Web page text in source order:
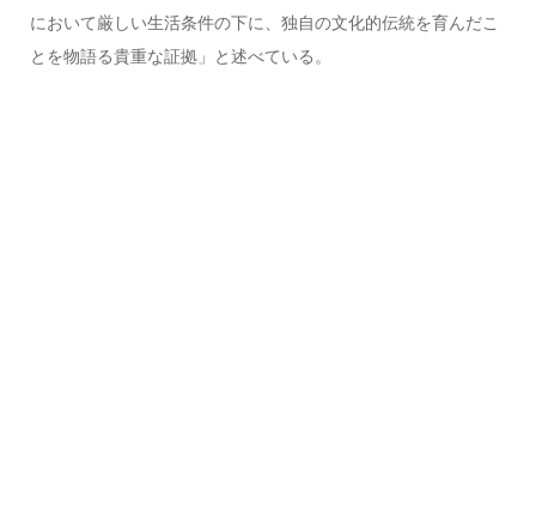
において厳しい生活条件の下に、独自の文化的伝統を育んだこ
とを物語る貴重な証拠」と述べている。